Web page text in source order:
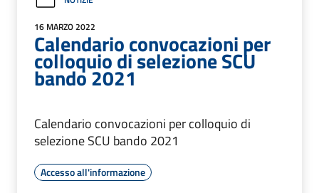
16 MARZO 2022
Calendario convocazioni per
colloquio di selezione SCU
bando 2021
Calendario convocazioni per colloquio di
selezione SCU bando 2021
Accesso all'informazione